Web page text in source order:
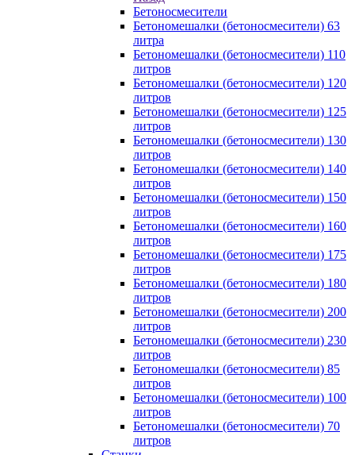
Бетоносмесители
Бетономешалки (бетоносмесители) 63
литра
Бетономешалки (бетоносмесители) 110
литров
Бетономешалки (бетоносмесители) 120
литров
Бетономешалки (бетоносмесители) 125
литров
Бетономешалки (бетоносмесители) 130
литров
Бетономешалки (бетоносмесители) 140
литров
Бетономешалки (бетоносмесители) 150
литров
Бетономешалки (бетоносмесители) 160
литров
Бетономешалки (бетоносмесители) 175
литров
Бетономешалки (бетоносмесители) 180
литров
Бетономешалки (бетоносмесители) 200
литров
Бетономешалки (бетоносмесители) 230
литров
Бетономешалки (бетоносмесители) 85
литров
Бетономешалки (бетоносмесители) 100
литров
Бетономешалки (бетоносмесители) 70
литров